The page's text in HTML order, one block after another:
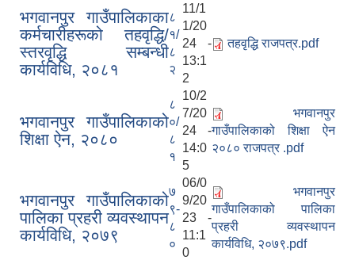
भगवानपुर गाउँपालिकाका
कर्मचारीहरूको तहवृद्धि/
स्तरवृद्धि सम्बन्धी
कार्यविधि, २०८१
८
१/
८
२
11/1
1/20
24 -
13:1
2
तहवृद्धि राजपत्र.pdf
भगवानपुर गाउँपालिकाको
शिक्षा ऐन, २०८०
८
०/
८
१
10/2
7/20
24 -
14:0
5
भगवानपुर
गाउँपालिकाको शिक्षा ऐन
२०८० राजपत्र .pdf
भगवानपुर गाउँपालिकाको
पालिका प्रहरी व्यवस्थापन
कार्यविधि, २०७९
७
९-
८
०
06/0
9/20
23 -
11:1
0
भगवानपुर
गाउँपालिकाको पालिका
प्रहरी व्यवस्थापन
कार्यविधि, २०७९.pdf